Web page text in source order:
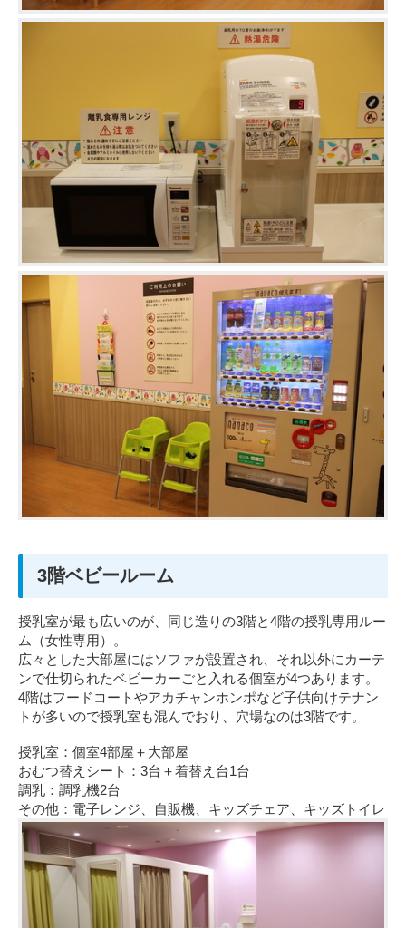
3階ベビールーム
授乳室が最も広いのが、同じ造りの3階と4階の授乳専用ルー
ム（女性専用）。
広々とした大部屋にはソファが設置され、それ以外にカーテ
ンで仕切られたベビーカーごと入れる個室が4つあります。
4階はフードコートやアカチャンホンポなど子供向けテナン
トが多いので授乳室も混んでおり、穴場なのは3階です。
授乳室：個室4部屋＋大部屋
おむつ替えシート：3台＋着替え台1台
調乳：調乳機2台
その他：電子レンジ、自販機、キッズチェア、キッズトイレ